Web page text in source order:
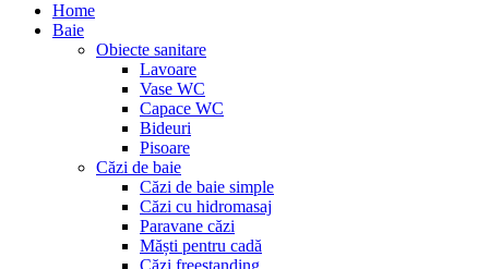
Home
Baie
Obiecte sanitare
Lavoare
Vase WC
Capace WC
Bideuri
Pisoare
Căzi de baie
Căzi de baie simple
Căzi cu hidromasaj
Paravane căzi
Măști pentru cadă
Căzi freestanding